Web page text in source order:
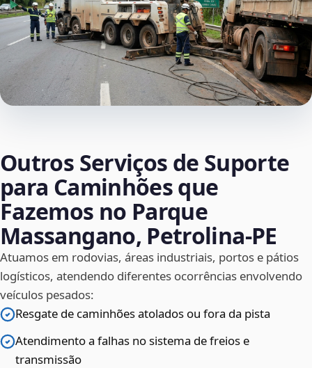
Outros Serviços de Suporte
para Caminhões que
Fazemos no Parque
Massangano, Petrolina‑PE
Atuamos em rodovias, áreas industriais, portos e pátios
logísticos, atendendo diferentes ocorrências envolvendo
veículos pesados:
Resgate de caminhões atolados ou fora da pista
Atendimento a falhas no sistema de freios e
transmissão